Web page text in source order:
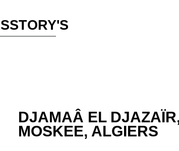
DJAMAÂ EL
MOSKEE, ALGIERS